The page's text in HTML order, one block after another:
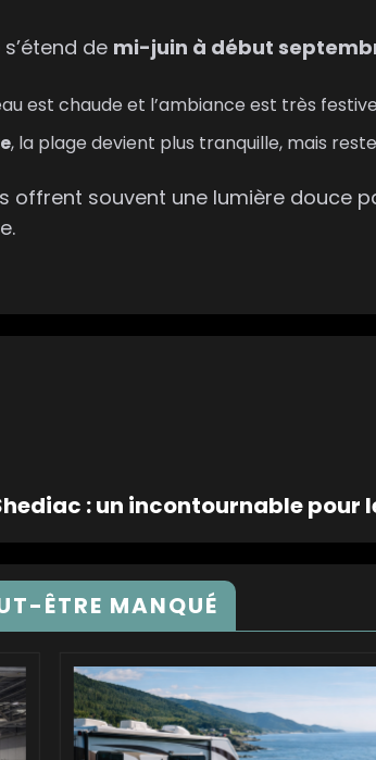
de mi-juin à début
est chaude et l’ambiance est très
, la plage devient plus tranquille, mais
offrent souvent une lumière douce
: un incontournable pour
ÊTRE MANQUÉ